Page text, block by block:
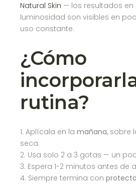
Natural Skin — los resultados
luminosidad son visibles en
uso constante.
¿Cómo
rutina?
Aplícala en lamañana, sobre
seca.
Usa solo 2 a 3 gotas — un
Espera 1-2 minutos antes de
Siempre termina con